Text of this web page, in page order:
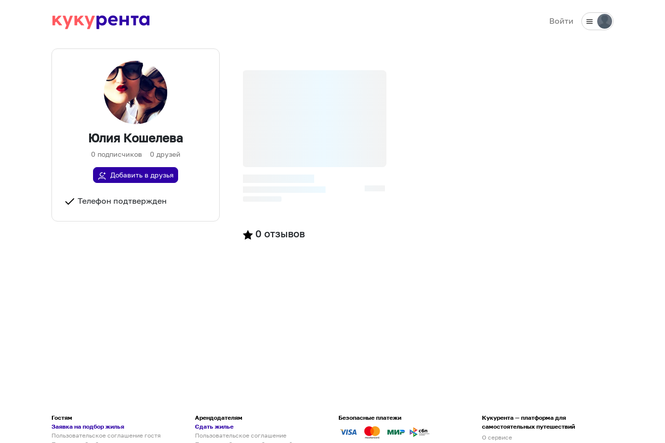
Войти
Юлия Кошелева
0 подписчиков 0 друзей
Добавить в друзья
Телефон подтвержден
0 отзывов
Гостям
Заявка на подбор жилья
Пользовательское соглашение гостя
Арендодателям
Сдать жилье
Пользовательское соглашение
Безопасные платежи
Кукурента — платформа для
самостоятельных путешествий
О сервисе